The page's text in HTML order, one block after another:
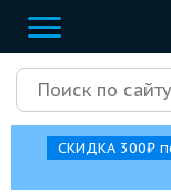
СКИДКА 300₽